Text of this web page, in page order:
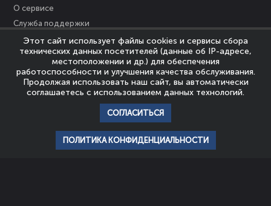
О сервисе
Служба поддержки
Персональные данные
Политика Cookies
Пользовательское соглашение
Политика конфиденциальности
© Nevrozy-Megapolisa, 2023
Все права защищены
профиль популярное история
Этот сайт использует файлы cookies и сервисы сбора
технических данных посетителей (данные об IP-адресе,
местоположении и др.) для обеспечения
работоспособности и улучшения качества обслуживания.
Продолжая использовать наш сайт, вы автоматически
соглашаетесь с использованием данных технологий.
СОГЛАСИТЬСЯ
ПОЛИТИКА КОНФИДЕНЦИАЛЬНОСТИ